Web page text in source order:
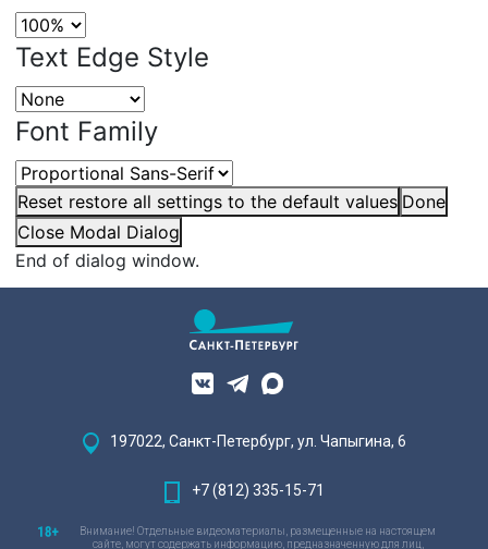
Text Edge Style
Font Family
Reset restore all settings to the default values Done
Close Modal Dialog
End of dialog window.
197022, Санкт-Петербург, ул. Чапыгина, 6
+7 (812) 335-15-71
Внимание! Отдельные видеоматериалы, размещенные на настоящем
сайте, могут содержать информацию, предназначенную для лиц,